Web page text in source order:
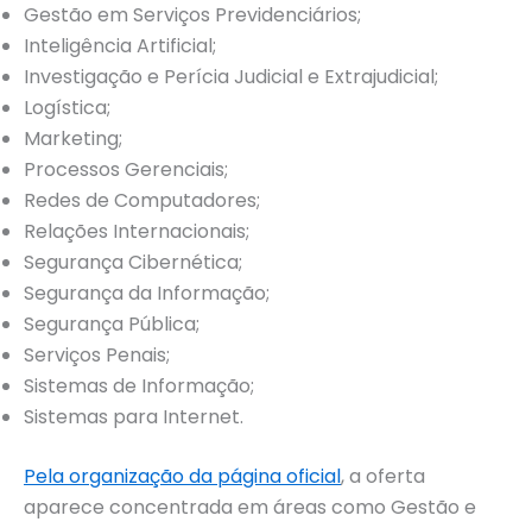
Gestão em Serviços Previdenciários;
Inteligência Artificial;
Investigação e Perícia Judicial e Extrajudicial;
Logística;
Marketing;
Processos Gerenciais;
Redes de Computadores;
Relações Internacionais;
Segurança Cibernética;
Segurança da Informação;
Segurança Pública;
Serviços Penais;
Sistemas de Informação;
Sistemas para Internet.
Pela organização da página oficial, a oferta
aparece concentrada em áreas como Gestão e